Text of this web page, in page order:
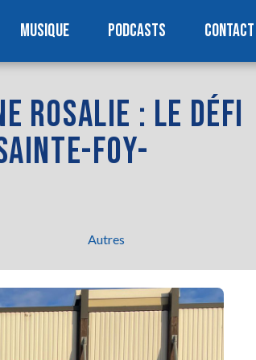
MUSIQUE PODCASTS CONTACT
ROSALIE : LE DÉFI
FOY-
Autres